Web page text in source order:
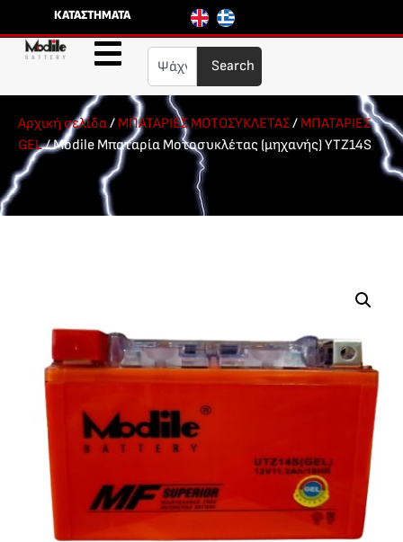
ΚΑΤΑΣΤΗΜΑΤΑ
Search
Αρχική σελίδα/ ΜΠΑΤΑΡΙΕΣ ΜΟΤΟΣΥΚΛΕΤΑΣ/ ΜΠΑΤΑΡΙΕΣ
GEL/ Modile Μπαταρία Μοτοσυκλέτας (μηχανής) YTZ14S